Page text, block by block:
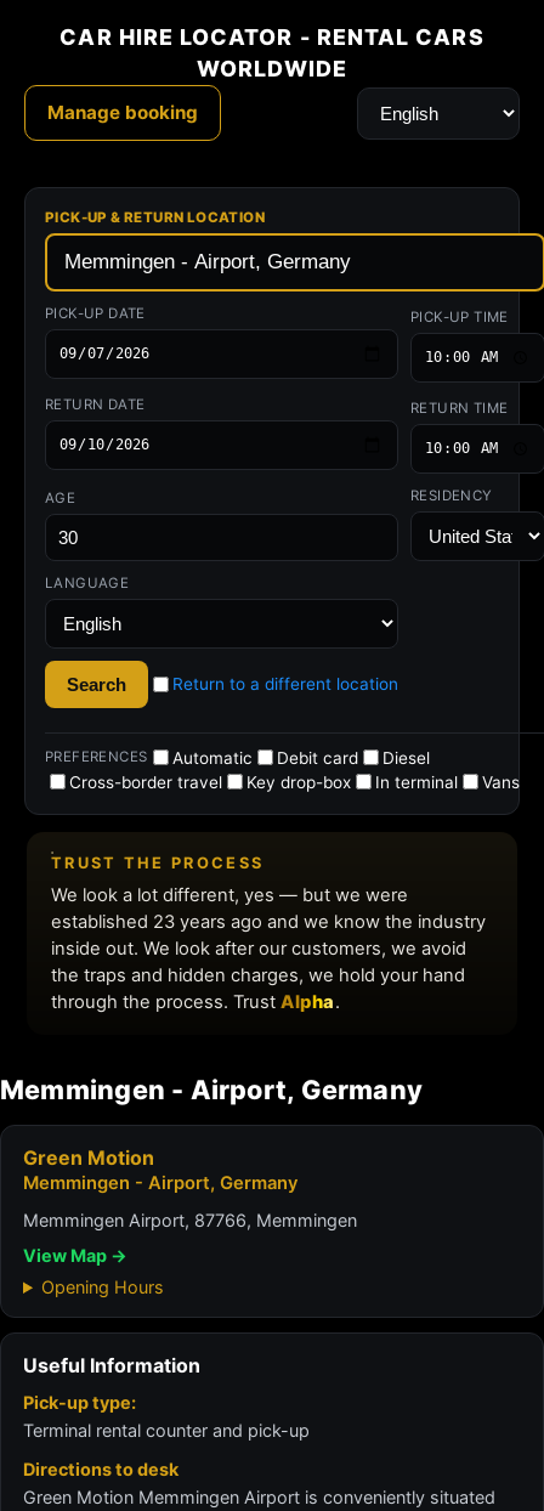
Memmingen - Airport, Germany
Green Motion
Memmingen - Airport, Germany
Memmingen Airport, 87766, Memmingen
View Map →
Opening Hours
Useful Information
Pick-up type:
Terminal rental counter and pick-up
Directions to desk
Green Motion Memmingen Airport is conveniently situated